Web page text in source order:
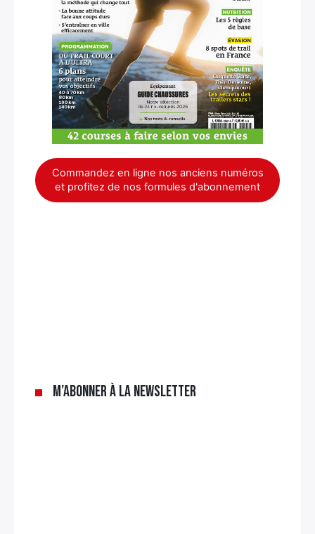
Commandez en ligne nos anciens numéros
et profitez de nos formules d'abonnement
M’abonner à la newsletter